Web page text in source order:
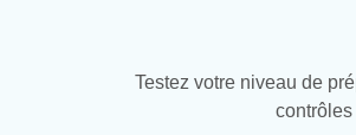
Testez votre niveau de